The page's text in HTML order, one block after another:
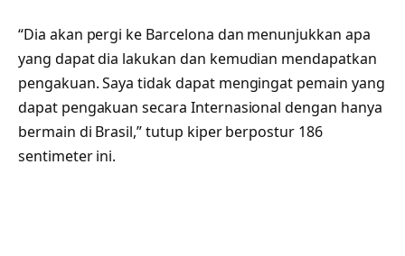
“Dia akan pergi ke Barcelona dan menunjukkan apa
yang dapat dia lakukan dan kemudian mendapatkan
pengakuan. Saya tidak dapat mengingat pemain yang
dapat pengakuan secara Internasional dengan hanya
bermain di Brasil,” tutup kiper berpostur 186
sentimeter ini.